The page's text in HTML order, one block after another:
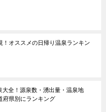
！オススメの日帰り温泉ランキン
大全！源泉数・湧出量・温泉地
府県別にランキング